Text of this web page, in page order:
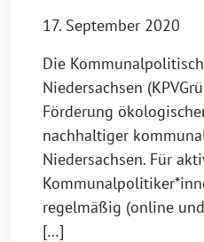
17. September 2020
Die
Niedersachsen
Förderung
nachhaltiger
Niedersachsen. Für
regelmäßig (online
[…]